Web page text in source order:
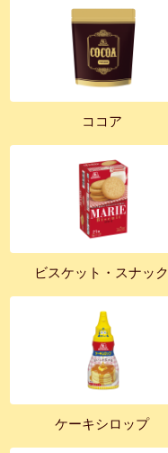
ココア
ビスケット・スナック
ケーキシロップ